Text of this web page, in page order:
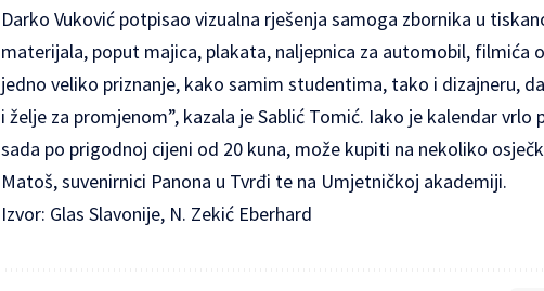
Darko Vuković potpisao vizualna rješenja samoga zbornika u
materijala, poput majica, plakata, naljepnica za automobil, filmića
jedno veliko priznanje, kako samim studentima, tako i dizajneru,
i želje za promjenom”, kazala je Sablić Tomić. Iako je kalendar vrlo
sada po prigodnoj cijeni od 20 kuna, može kupiti na nekoliko
Matoš, suvenirnici Panona u Tvrđi te na Umjetničkoj akademiji.
Izvor: Glas Slavonije, N. Zekić Eberhard